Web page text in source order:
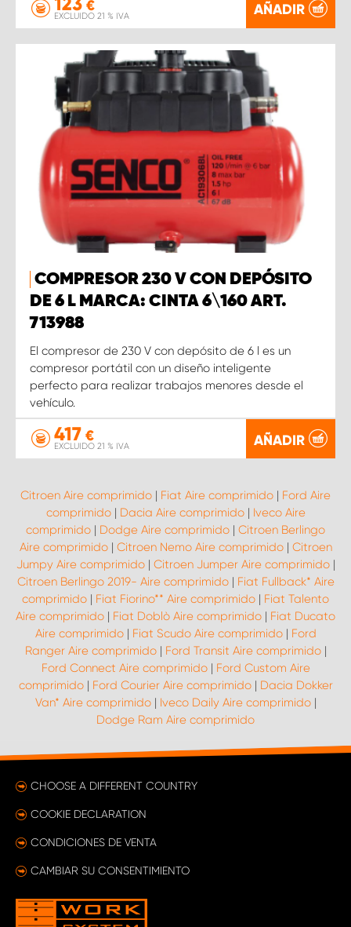
€
EXCLUIDO 21 % IVA AÑADIR
COMPRESOR 230 V CON DEPÓSITO
DE 6 L MARCA: CINTA 6\160 ART.
713988
El compresor de 230 V con depósito de 6 l es un
compresor portátil con un diseño inteligente
perfecto para realizar trabajos menores desde el
vehículo.
417 €
EXCLUIDO 21 % IVA AÑADIR
Citroen Aire comprimido | Fiat Aire comprimido | Ford Aire
comprimido| Dacia Aire comprimido| Iveco Aire
comprimido | Dodge Aire comprimido | Citroen Berlingo
Aire comprimido| Citroen Nemo Aire comprimido| Citroen
Jumpy Aire comprimido| Citroen Jumper Aire comprimido|
Citroen Berlingo 2019- Aire comprimido| Fiat Fullback* Aire
comprimido | Fiat Fiorino** Aire comprimido | Fiat Talento
Aire comprimido | Fiat Doblò Aire comprimido | Fiat Ducato
Aire comprimido| Fiat Scudo Aire comprimido| Ford
Ranger Aire comprimido| Ford Transit Aire comprimido|
Ford Connect Aire comprimido| Ford Custom Aire
comprimido| Ford Courier Aire comprimido| Dacia Dokker
Van* Aire comprimido| Iveco Daily Aire comprimido|
Dodge Ram Aire comprimido
CHOOSE A DIFFERENT COUNTRY
COOKIE DECLARATION
CONDICIONES DE VENTA
CAMBIAR SU CONSENTIMIENTO